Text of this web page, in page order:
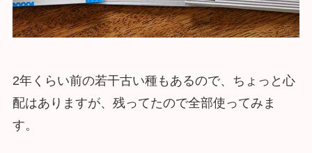
2年くらい前の若干古い種もあるので、ちょっと心
配はありますが、残ってたので全部使ってみま
す。